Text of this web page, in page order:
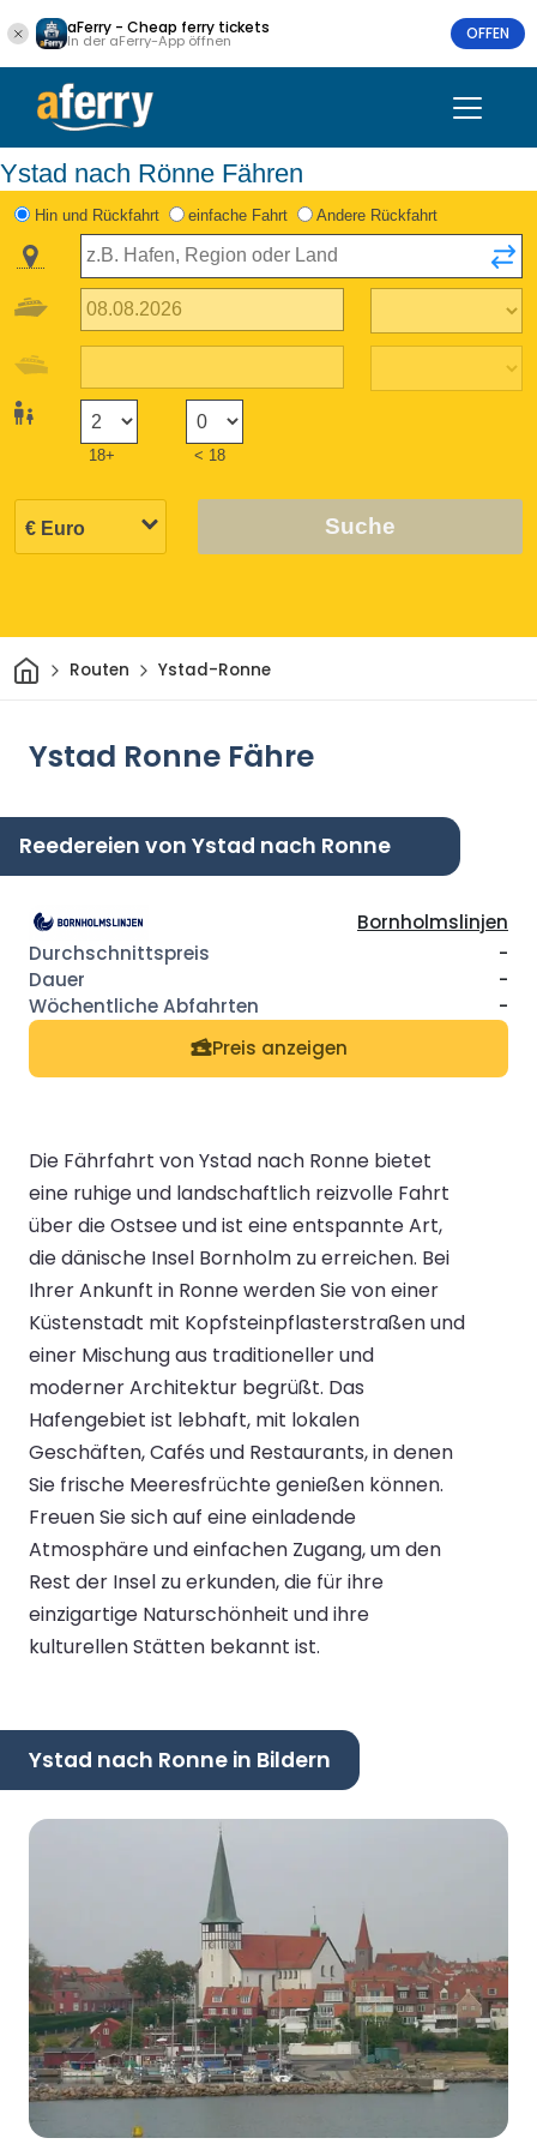
aFerry - Cheap ferry tickets
In der aFerry-App öffnen OFFEN
Ystad nach Rönne Fähren
Hin und Rückfahrt einfache Fahrt Andere Rückfahrt
18+ < 18
Suche
HeimRouten Ystad-Ronne
Ystad Ronne Fähre
Reedereien von Ystad nach Ronne
Bornholmslinjen
-
-
-
Preis anzeigen
Die Fährfahrt von Ystad nach Ronne bietet
eine ruhige und landschaftlich reizvolle Fahrt
über die Ostsee und ist eine entspannte Art,
die dänische Insel Bornholm zu erreichen. Bei
Ihrer Ankunft in Ronne werden Sie von einer
Küstenstadt mit Kopfsteinpflasterstraßen und
einer Mischung aus traditioneller und
moderner Architektur begrüßt. Das
Hafengebiet ist lebhaft, mit lokalen
Geschäften, Cafés und Restaurants, in denen
Sie frische Meeresfrüchte genießen können.
Freuen Sie sich auf eine einladende
Atmosphäre und einfachen Zugang, um den
Rest der Insel zu erkunden, die für ihre
einzigartige Naturschönheit und ihre
kulturellen Stätten bekannt ist.
Ystad nach Ronne in Bildern